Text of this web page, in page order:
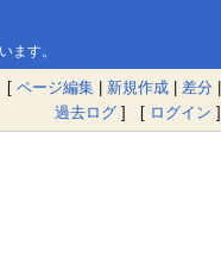
ます。
ページ編集 | 新規作成 | 差分 |
過去ログ ] [ ログイン ]